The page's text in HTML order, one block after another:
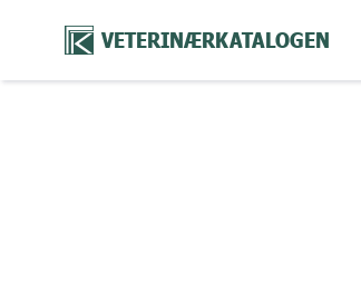
VETERINÆRKATALOGEN